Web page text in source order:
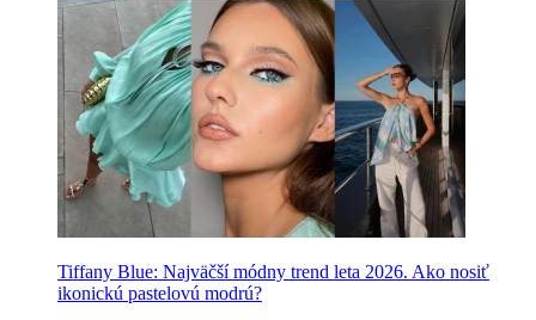
Tiffany Blue: Najväčší módny trend leta 2026. Ako nosiť
ikonickú pastelovú modrú?